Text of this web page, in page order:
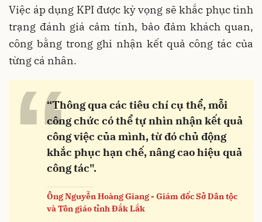
Việc áp dụng KPI được kỳ vọng sẽ khắc phục tình
trạng đánh giá cảm tính, bảo đảm khách quan,
công bằng trong ghi nhận kết quả công tác của
từng cá nhân.
““Thông qua các tiêu chí cụ thể, mỗi
công chức có thể tự nhìn nhận kết quả
công việc của mình, từ đó chủ động
khắc phục hạn chế, nâng cao hiệu quả
công tác".
Ông Nguyễn Hoàng Giang - Giám đốc Sở Dân tộc
và Tôn giáo tỉnh Đắk Lắk